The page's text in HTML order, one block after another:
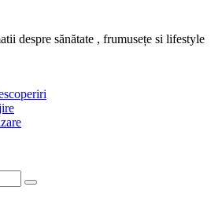
despre sănătate , frumusețe si lifestyle